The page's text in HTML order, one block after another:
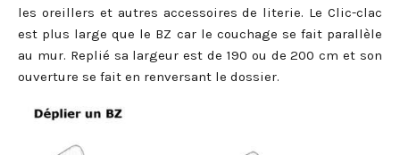
les oreillers et autres accessoires de literie. Le Clic-clac
est plus large que le BZ car le couchage se fait parallèle
au mur. Replié sa largeur est de 190 ou de 200 cm et son
ouverture se fait en renversant le dossier.